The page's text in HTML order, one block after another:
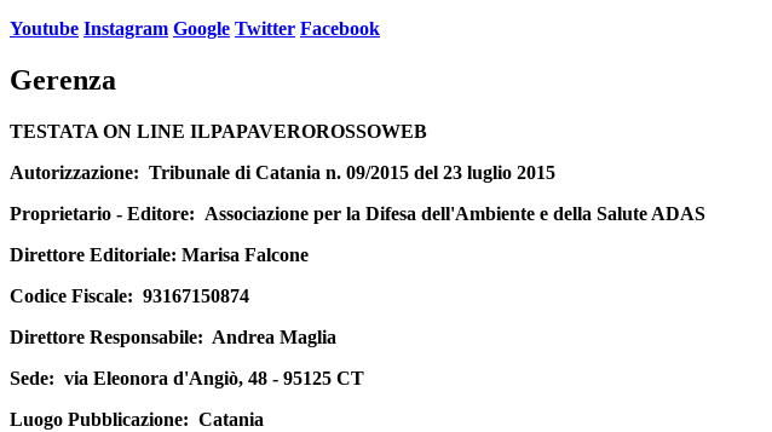
Youtube Instagram Google Twitter Facebook
Gerenza
TESTATA ON LINE ILPAPAVEROROSSOWEB
Autorizzazione: Tribunale di Catania n. 09/2015 del 23 luglio 2015
Proprietario - Editore: Associazione per la Difesa dell'Ambiente e della Salute ADAS
Direttore Editoriale: Marisa Falcone
Codice Fiscale: 93167150874
Direttore Responsabile: Andrea Maglia
Sede: via Eleonora d'Angiò, 48 - 95125 CT
Luogo Pubblicazione: Catania